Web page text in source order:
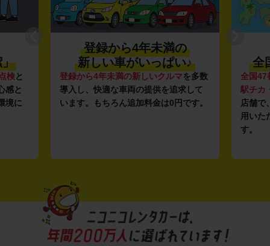
」
検と
感と
境に
登録から4年未満の
新しい車がいっぱい♪
登録から4年未満の新しいクルマを多数
導入し、快適な車両の提供を追求して
います。もちろん追加料金は0円です。
全
全国47
駅チカ
店舗で
用いた
す。